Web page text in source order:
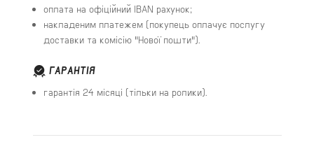
оплата на офіційний IBAN рахунок;
накладеним платежем (покупець оплачує послугу
доставки та комісію "Нової пошти").
ГАРАНТІЯ
гарантія 24 місяці (тільки на ролики).